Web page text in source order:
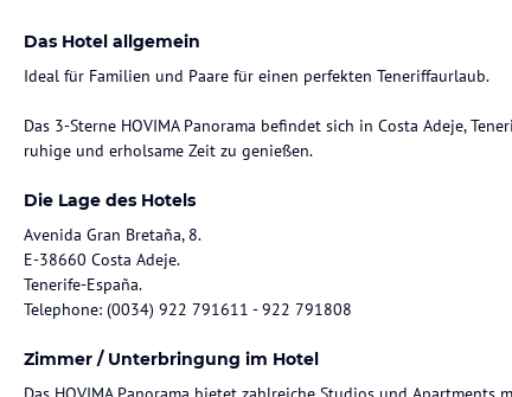
Das Hotel allgemein
Ideal für Familien und Paare für einen perfekten Teneriffaurlaub.
Das 3-Sterne HOVIMA Panorama befindet sich in Costa Adeje,
ruhige und erholsame Zeit zu genießen.
Die Lage des Hotels
Avenida Gran Bretaña, 8.
E-38660 Costa Adeje.
Tenerife-España.
Telephone: (0034) 922 791611 - 922 791808
Zimmer / Unterbringung im Hotel